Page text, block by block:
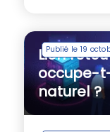
Publié le 19
Lien
occupe-
naturel ?